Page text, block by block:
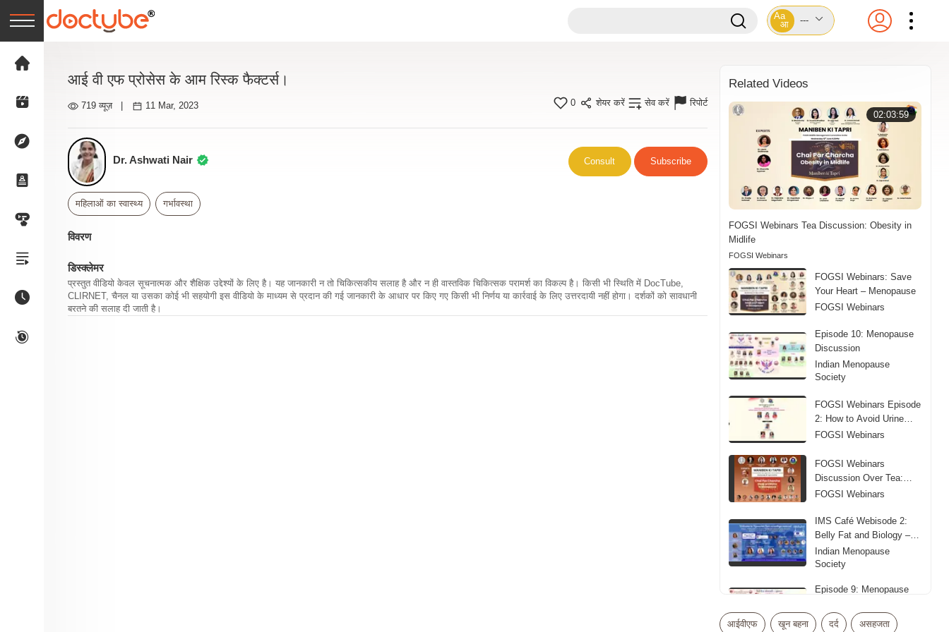
Aa
आ
---
आई वी एफ प्रोसेस के आम रिस्क फैक्टर्स।
719 व्यूज़ 11 Mar, 2023 0 शेयर करें सेव करें रिपोर्ट
Dr. Ashwati Nair Consult Subscribe
महिलाओं का स्वास्थ्य गर्भावस्था
विवरण
डिस्क्लेमर
प्रस्तुत वीडियो केवल सूचनात्मक और शैक्षिक उद्देश्यों के लिए है। यह जानकारी न तो चिकित्सकीय सलाह है और न ही वास्तविक चिकित्सक परामर्श का विकल्प है। किसी भी स्थिति में DocTube,
CLIRNET, चैनल या उसका कोई भी सहयोगी इस वीडियो के माध्यम से प्रदान की गई जानकारी के आधार पर किए गए किसी भी निर्णय या कार्रवाई के लिए उत्तरदायी नहीं होगा। दर्शकों को सावधानी
बरतने की सलाह दी जाती है।
Related Videos
02:03:59
FOGSI Webinars Tea Discussion: Obesity in
Midlife
FOGSI Webinars
FOGSI Webinars: Save
Your Heart – Menopause
FOGSI Webinars
Episode 10: Menopause
Discussion
Indian Menopause
Society
FOGSI Webinars Episode
2: How to Avoid Urine
Leakage
FOGSI Webinars
FOGSI Webinars
Discussion Over Tea:
Sleep Problems in
FOGSI Webinars
IMS Café Webisode 2:
Belly Fat and Biology –
Obesity in Midlife
Indian Menopause
Society
Episode 9: Menopause
Indian Menopause
आईवीएफ खून बहना दर्द असहजता